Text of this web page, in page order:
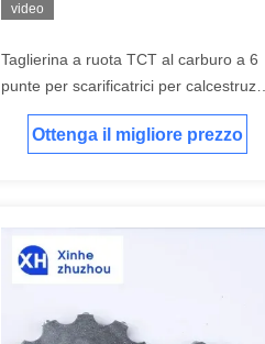
video
Taglierina a ruota TCT al carburo a 6
punte per scarificatrici per calcestruzzo
con diametro esterno di 47 mm,
diametro interno di 15,5 mm e
Ottenga il migliore prezzo